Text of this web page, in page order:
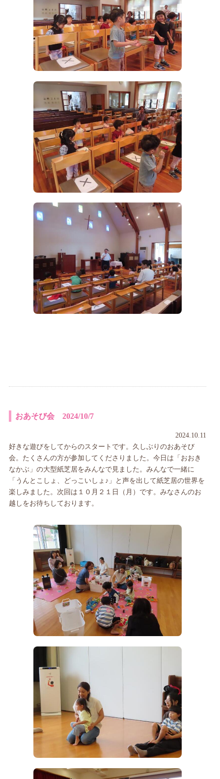
おあそび会 2024/10/7
2024.10.11
好きな遊びをしてからのスタートです。久しぶりのおあそび
会。たくさんの方が参加してくださりました。今日は「おおき
なかぶ」の大型紙芝居をみんなで見ました。みんなで一緒に
「うんとこしょ、どっこいしょ♪」と声を出して紙芝居の世界を
楽しみました。次回は１０月２１日（月）です。みなさんのお
越しをお待ちしております。